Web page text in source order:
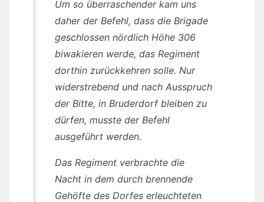
Um so überraschender kam uns
daher der Befehl, dass die Brigade
geschlossen nördlich Höhe 306
biwakieren werde, das Regiment
dorthin zurückkehren solle. Nur
widerstrebend und nach Ausspruch
der Bitte, in Bruderdorf bleiben zu
dürfen, musste der Befehl
ausgeführt werden.
Das Regiment verbrachte die
Nacht in dem durch brennende
Gehöfte des Dorfes erleuchteten